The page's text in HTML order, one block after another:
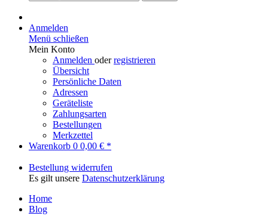
Anmelden
Menü schließen
Mein Konto
Anmelden oderregistrieren
Übersicht
Persönliche Daten
Adressen
Geräteliste
Zahlungsarten
Bestellungen
Merkzettel
Warenkorb 0 0,00 € *
Bestellung widerrufen
Es gilt unsere Datenschutzerklärung
Home
Blog